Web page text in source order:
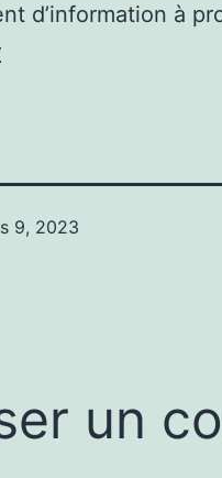
d’information à
9, 2023
un